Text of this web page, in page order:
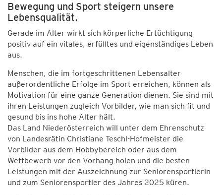
Bewegung und Sport steigern unsere
Lebensqualität.
Gerade im Alter wirkt sich körperliche Ertüchtigung
positiv auf ein vitales, erfülltes und eigenständiges Leben
aus.
Menschen, die im fortgeschrittenen Lebensalter
außerordentliche Erfolge im Sport erreichen, können als
Motivation für eine ganze Generation dienen. Sie sind mit
ihren Leistungen zugleich Vorbilder, wie man sich fit und
gesund bis ins hohe Alter hält.
Das Land Niederösterreich will unter dem Ehrenschutz
von Landesrätin Christiane Teschl-Hofmeister die
Vorbilder aus dem Hobbybereich oder aus dem
Wettbewerb vor den Vorhang holen und die besten
Leistungen mit der Auszeichnung zur Seniorensportlerin
und zum Seniorensportler des Jahres 2025 küren.